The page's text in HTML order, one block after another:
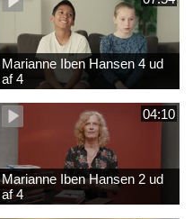
Marianne Iben Hansen 4 ud
af 4
04:10
Marianne Iben Hansen 2 ud
af 4